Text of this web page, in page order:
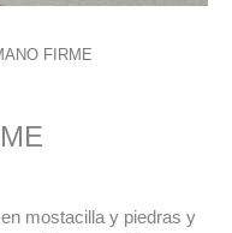
FIRME
mostacilla y piedras y